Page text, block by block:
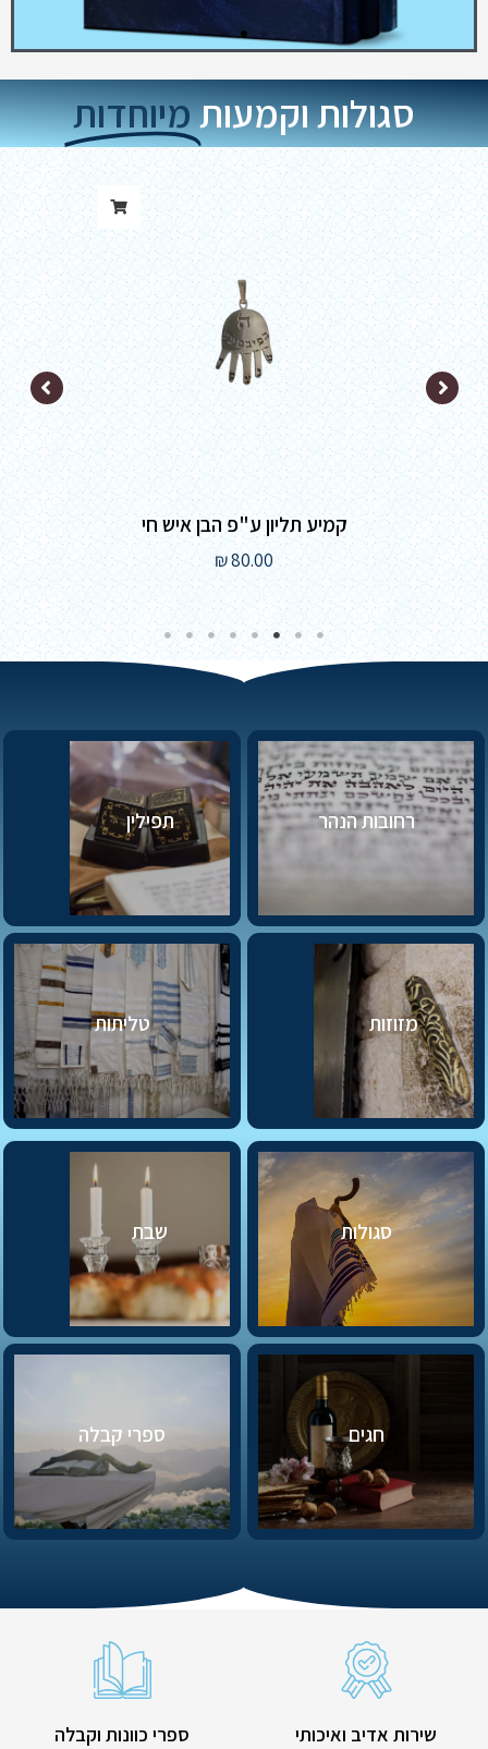
סגולות וקמעותמיוחדות
קמיע תליון ע"פ הבן איש חי
80.00
₪
רחובות הנהר תפילין
מזוזות טליתות
סגולות שבת
חגים ספרי קבלה
שירות אדיב ואיכותי ספרי כוונות וקבלה